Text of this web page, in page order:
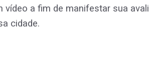
vídeo a fim de manifestar sua
cidade.